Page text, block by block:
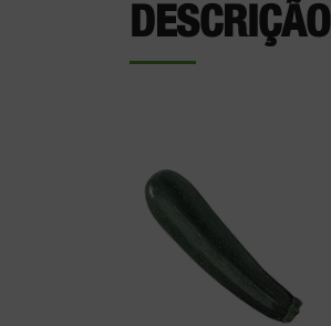
DESCRIÇÃO